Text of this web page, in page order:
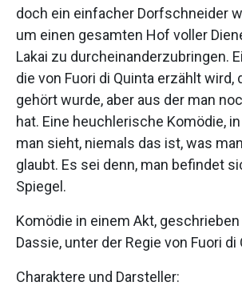
doch ein einfacher Dorfschneider
um einen gesamten Hof voller
Lakai zu durcheinanderzubringen.
die von Fuori di Quinta erzählt wird,
gehört wurde, aber aus der man
hat. Eine heuchlerische Komödie,
man sieht, niemals das ist, was
glaubt. Es sei denn, man befindet
Spiegel.
Komödie in einem Akt, geschrieben
Dassie, unter der Regie von Fuori di
Charaktere und Darsteller: